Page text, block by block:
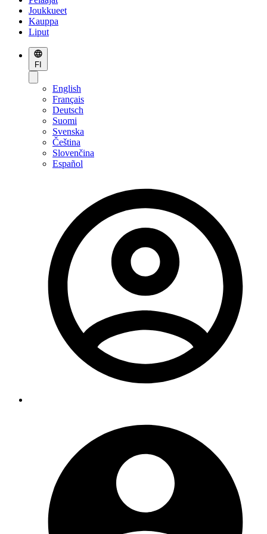
Joukkueet
Kauppa
Liput
FI
English
Français
Deutsch
Suomi
Svenska
Čeština
Slovenčina
Español